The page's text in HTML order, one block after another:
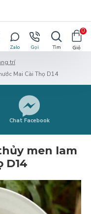
0
trí
Mai Cài Thọ D14
Chat Facebook
men lam
D14